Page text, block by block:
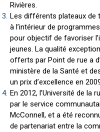
Rivières.
Les différents plateaux de
à l’intérieur de
pour objectif de favoriser
jeunes. La qualité
offerts par Point de rue a
ministère de la Santé et
un prix d’excellence en
En 2012, l’Université de la
par le service
McConnell, et a été
de partenariat entre la